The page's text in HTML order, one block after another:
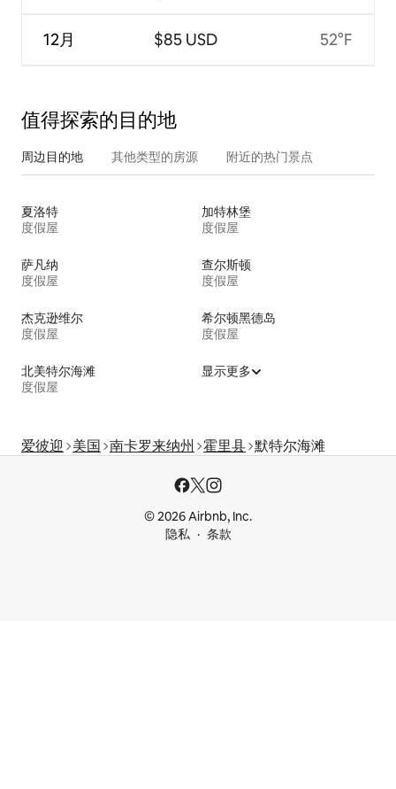
12月 $85 USD 52°F
值得探索的目的地
周边目的地 其他类型的房源 附近的热门景点
夏洛特
度假屋
加特林堡
度假屋
萨凡纳
度假屋
查尔斯顿
度假屋
杰克逊维尔
度假屋
希尔顿黑德岛
度假屋
北美特尔海滩
度假屋
显示更多
爱彼迎 美国 南卡罗来纳州 霍里县 默特尔海滩
© 2026 Airbnb, Inc.
隐私
条款